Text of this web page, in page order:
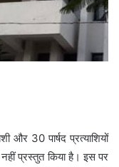
और 30 पार्षद प्रत्याशियों
प्रस्तुत किया है। इस पर